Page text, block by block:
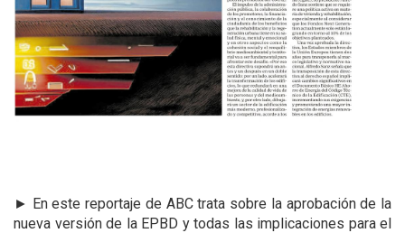
► En estereportaje de ABC trata sobre la aprobación de la
nueva versión de la EPBD y todas las implicaciones para el